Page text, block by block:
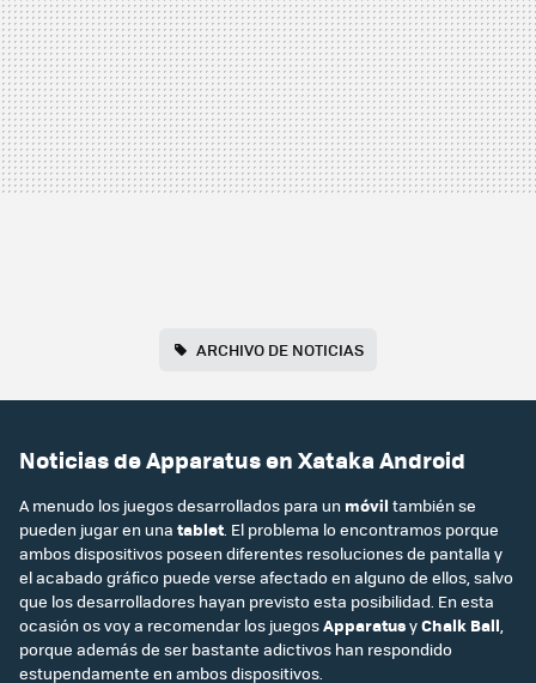
ARCHIVO DE NOTICIAS
Noticias de Apparatus en Xataka Android
A menudo los juegos desarrollados para un móvil también se
pueden jugar en una tablet. El problema lo encontramos porque
ambos dispositivos poseen diferentes resoluciones de pantalla y
el acabado gráfico puede verse afectado en alguno de ellos, salvo
que los desarrolladores hayan previsto esta posibilidad. En esta
ocasión os voy a recomendar los juegosApparatusyChalk Ball,
porque además de ser bastante adictivos han respondido
estupendamente en ambos dispositivos.